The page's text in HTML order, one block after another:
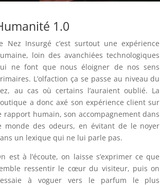
1.0
Nez Insurgé c’est surtout une expérience
loin des avanchiées technologiques
ne font que nous éloigner de nos sens
L’olfaction ça se passe au niveau du
au cas où certains l’auraient oublié. La
a donc axé son expérience client sur
rapport humain, son accompagnement dans
monde des odeurs, en évitant de le noyer
un lexique qui ne lui parle pas.
est à l’écoute, on laisse s’exprimer ce que
ressentir le cœur du visiteur, puis on
à voguer vers le parfum le plus